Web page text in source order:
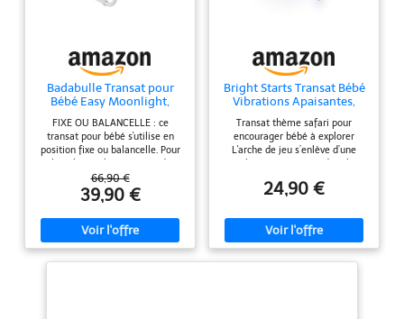
Badabulle Transat pour
Bébé Easy Moonlight,
Balancelle, avec Arche de
Jeux et Têtière, Dossier
Réglable sur 5 positions,
FIXE OU BALANCELLE : ce
transat pour bébé s'utilise en
position fixe ou balancelle. Pour
cela, rabattez les petits pieds à
l'arrière du transat pour qu'un
doux balancement manuel se
fasse. CONFORTABLE : votre
bébé est bien installé dans le
transat Easy grâce à son assise
molletonnée et à son réducteur
66,90 €
39,90 €
Bright Starts Transat Bébé
Vibrations Apaisantes,
Barre de Jouets Amovible,
Pieds Antidérapants, 0-6
Mois Jusqu'à 9 kg (Safari
Fun)
Transat thème safari pour
encourager bébé à explorer
L'arche de jeu s’enlève d’une
seule main pour accéder plus
enveloppant profond pour un
contemporain et tons neutres,
parfait pour fille ou garçon
Lavables en machine
24,90 €